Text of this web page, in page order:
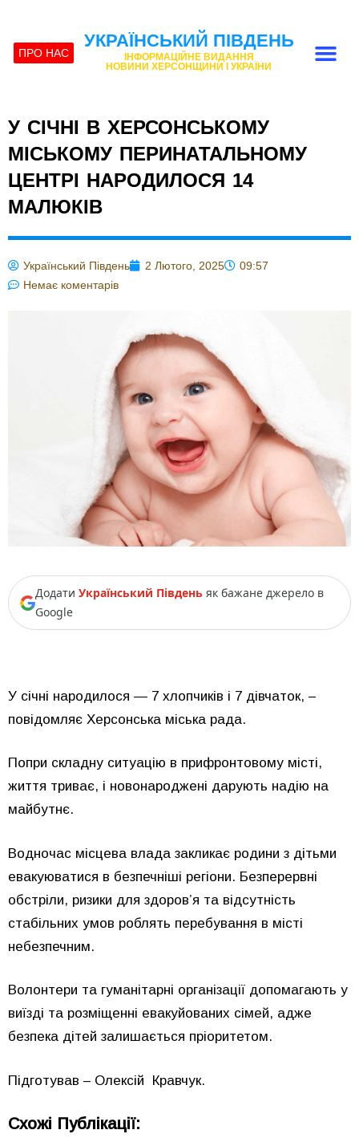
ПРО НАС
УКРАЇНСЬКИЙ ПІВДЕНЬ
ІНФОРМАЦІЙНЕ ВИДАННЯ
НОВИНИ ХЕРСОНЩИНИ І УКРАЇНИ
У СІЧНІ В ХЕРСОНСЬКОМУ
МІСЬКОМУ ПЕРИНАТАЛЬНОМУ
ЦЕНТРІ НАРОДИЛОСЯ 14
МАЛЮКІВ
Український Південь 2 Лютого, 2025
09:57
Немає коментарів
Додати Український Південь як бажане джерело в
Google
У січні народилося — 7 хлопчиків і 7 дівчаток, –
повідомляє Херсонська міська рада.
Попри складну ситуацію в прифронтовому місті,
життя триває, і новонароджені дарують надію на
майбутнє.
Водночас місцева влада закликає родини з дітьми
евакуюватися в безпечніші регіони. Безперервні
обстріли, ризики для здоров’я та відсутність
стабільних умов роблять перебування в місті
небезпечним.
Волонтери та гуманітарні організації допомагають у
виїзді та розміщенні евакуйованих сімей, адже
безпека дітей залишається пріоритетом.
Підготував – Олексій Кравчук.
Схожі Публікації: